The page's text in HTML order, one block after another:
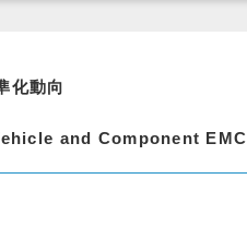
化動向
and Component EMC